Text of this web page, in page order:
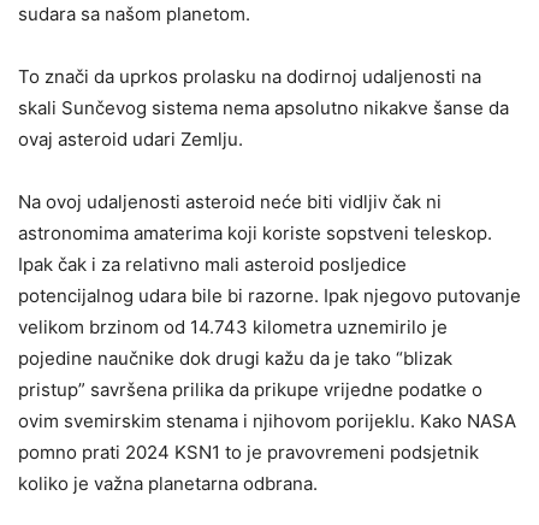
sudara sa našom planetom.
To znači da uprkos prolasku na dodirnoj udaljenosti na
skali Sunčevog sistema nema apsolutno nikakve šanse da
ovaj asteroid udari Zemlju.
Na ovoj udaljenosti asteroid neće biti vidljiv čak ni
astronomima amaterima koji koriste sopstveni teleskop.
Ipak čak i za relativno mali asteroid posljedice
potencijalnog udara bile bi razorne. Ipak njegovo putovanje
velikom brzinom od 14.743 kilometra uznemirilo je
pojedine naučnike dok drugi kažu da je tako “blizak
pristup” savršena prilika da prikupe vrijedne podatke o
ovim svemirskim stenama i njihovom porijeklu. Kako NASA
pomno prati 2024 KSN1 to je pravovremeni podsjetnik
koliko je važna planetarna odbrana.